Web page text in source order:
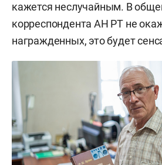
кажется неслучайным. В
корреспондента АН РТ не
награжденных, это будет